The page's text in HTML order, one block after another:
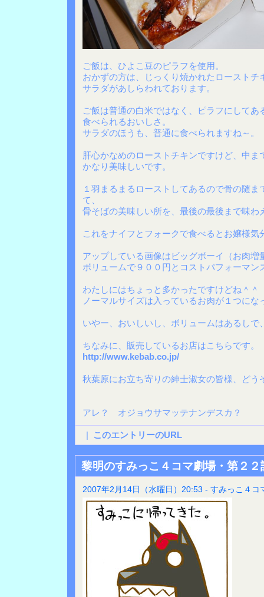
ご飯は、ひよこ豆のピラフを使用。
おかずの方は、じっくり焼かれたローストチ
サラダがあしらわれております。
ご飯は普通の白米ではなく、ピラフにしてあ
食べられるおいしさ。
サラダのほうも、普通に食べられますね～。
肝心かなめのローストチキンですけど、中
かなり美味しいです。
１羽まるまるローストしてあるので骨の随
て、
骨そばの美味しい所を、最後の最後まで味わ
これをナイフとフォークで食べるとお嬢様気
アップしている画像はビッグボーイ（お肉増
ボリュームで９００円とコストパフォーマン
わたしにはちょっと多かったですけどね＾＾
ノーマルサイズは入っているお肉が１つにな
いやー、おいしいし、ボリュームはあるしで
ちなみに、販売しているお店はこちらです。
http://www.kebab.co.jp/
秋葉原にお立ち寄りの紳士淑女の皆様、どう
アレ？ オジョウサマッテナンデスカ？
| このエントリーのURL
黎明のすみっこ４コマ劇場・第２
2007年2月14日（水曜日）20:53 - すみっこ４コ